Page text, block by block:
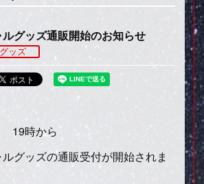
グッズ通販開始のお知らせ
グッズ
19時から
グッズの通販受付が開始されま